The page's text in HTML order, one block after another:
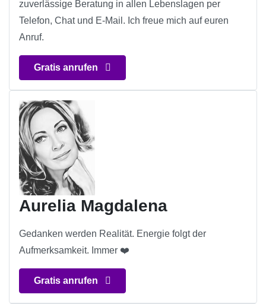
zuverlässige Beratung in allen Lebenslagen per
Telefon, Chat und E-Mail. Ich freue mich auf euren
Anruf.
Gratis anrufen
Aurelia Magdalena
Gedanken werden Realität. Energie folgt der
Aufmerksamkeit. Immer ❤️
Gratis anrufen